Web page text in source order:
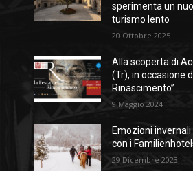
sperimenta un
turismo lento
20 Ottobre 2025
Alla scoperta di
(Tr), in occasione
Rinascimento”
9 Maggio 2024
Emozioni invernali
con i
29 Dicembre 2023